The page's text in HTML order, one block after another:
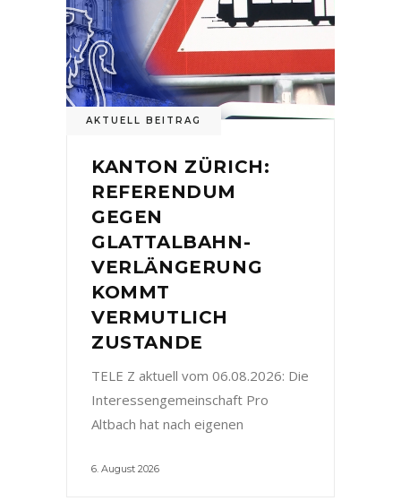
AKTUELL BEITRAG
KANTON ZÜRICH:
REFERENDUM
GEGEN
GLATTALBAHN-
VERLÄNGERUNG
KOMMT
VERMUTLICH
ZUSTANDE
TELE Z aktuell vom 06.08.2026: Die
Interessengemeinschaft Pro
Altbach hat nach eigenen
6. August 2026